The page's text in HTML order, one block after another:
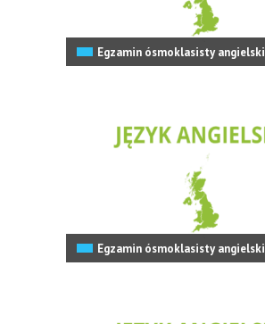
Egzamin ósmoklasisty angielski
Egzamin ósmoklasisty angielski